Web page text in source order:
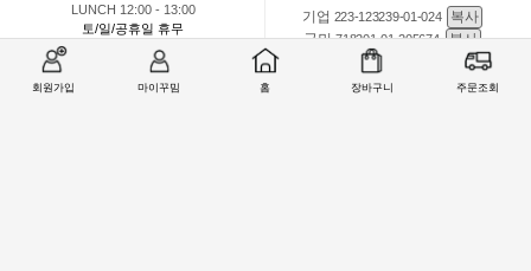
회원가입 마이꾸밈 홈 장바구니 주문조회
LUNCH 12:00 - 13:00
토/일/공휴일 휴무
기업 223-123239-01-024
복사
국민718201-01-205674
복사
301-0168-3882-11 복사